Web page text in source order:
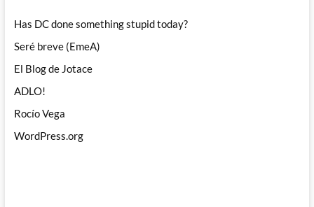
Has DC done something stupid today?
Seré breve (EmeA)
El Blog de Jotace
ADLO!
Rocío Vega
WordPress.org